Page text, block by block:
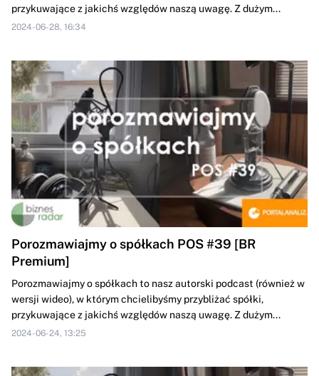
przykuwające z jakichś względów naszą uwagę. Z dużym...
2024-06-28, 16:34
Porozmawiajmy o spółkach POS #39 [BR
Premium]
Porozmawiajmy o spółkach to nasz autorski podcast (również w
wersji wideo), w którym chcielibyśmy przybliżać spółki,
przykuwające z jakichś względów naszą uwagę. Z dużym...
2024-06-24, 13:25